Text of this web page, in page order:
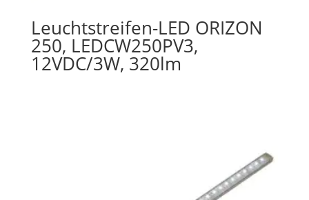
Leuchtstreifen-LED ORIZON
250, LEDCW250PV3,
12VDC/3W, 320lm